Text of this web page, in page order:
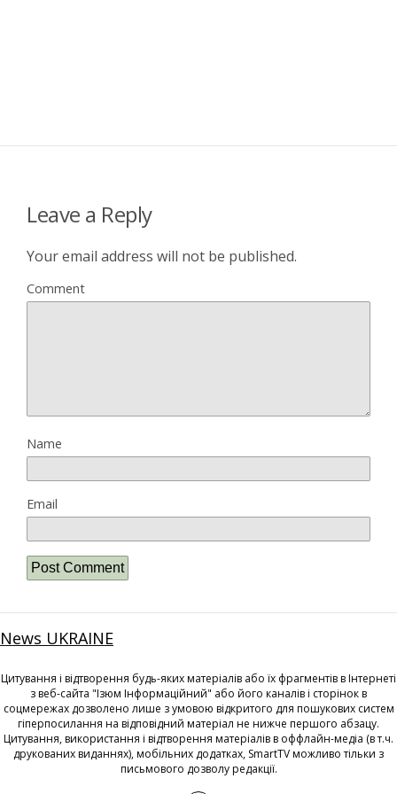
Leave a Reply
Your email address will not be published.
Comment
Name
Email
News UKRAINE
Цитування і відтворення будь-яких матеріалів або їх фрагментів в Інтернеті
з веб-сайта "Ізюм Інформаційний" або його каналів і сторінок в
соцмережах дозволено лише з умовою відкритого для пошукових систем
гіперпосилання на відповідний матеріал не нижче першого абзацу.
Цитування, використання і відтворення матеріалів в оффлайн-медіа (в т.ч.
друкованих виданнях), мобільних додатках, SmartTV можливо тільки з
письмового дозволу редакції.